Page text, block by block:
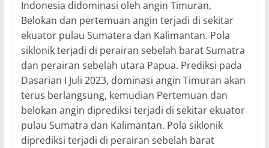
Indonesia didominasi oleh angin Timuran,
Belokan dan pertemuan angin terjadi di sekitar
ekuator pulau Sumatera dan Kalimantan. Pola
siklonik terjadi di perairan sebelah barat Sumatra
dan perairan sebelah utara Papua. Prediksi pada
Dasarian I Juli 2023, dominasi angin Timuran akan
terus berlangsung, kemudian Pertemuan dan
belokan angin diprediksi terjadi di sekitar ekuator
pulau Sumatra dan Kalimantan. Pola siklonik
diprediksi terjadi di perairan sebelah barat